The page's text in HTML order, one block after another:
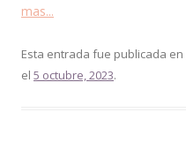
mas...
Esta entrada fue publicada en
el 5 octubre, 2023.